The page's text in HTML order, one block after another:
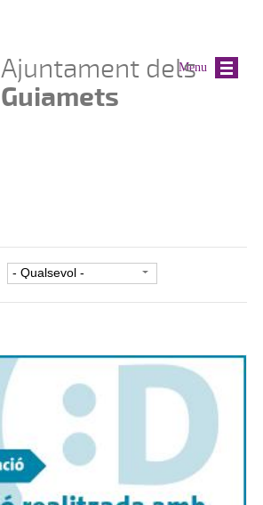
Ajuntament dels
Guiamets
Menu